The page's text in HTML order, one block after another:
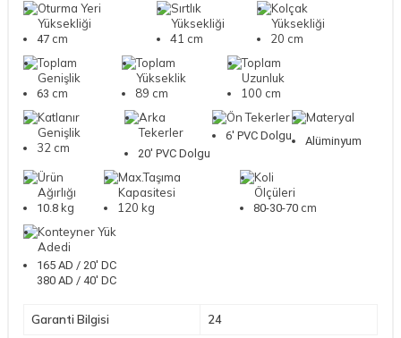
Oturma Yeri
Yüksekliği
47 cm
Sırtlık
Yüksekliği
41 cm
Kolçak
Yüksekliği
20 cm
Toplam
Genişlik
63 cm
Toplam
Yükseklik
89 cm
Toplam
Uzunluk
100 cm
Katlanır
Genişlik
32 cm
Arka
Tekerler
20' PVC Dolgu
Ön Tekerler
6' PVC Dolgu
Materyal
Alüminyum
Ürün
Ağırlığı
10.8 kg
Max.Taşıma
Kapasitesi
120 kg
Koli
Ölçüleri
80-30-70 cm
Konteyner Yük
Adedi
165 AD / 20' DC
380 AD / 40' DC
Garanti Bilgisi 24